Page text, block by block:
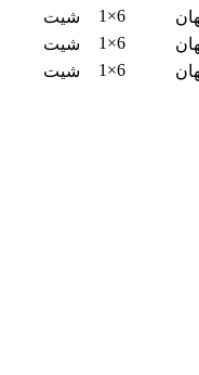
شیت 1×6
شیت 1×6
شیت 1×6